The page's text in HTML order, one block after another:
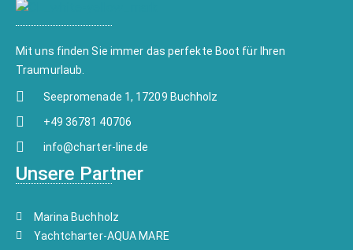
Mit uns finden Sie immer das perfekte Boot für Ihren
Traumurlaub.
Seepromenade 1, 17209 Buchholz
+49 36781 40706
info@charter-line.de
Unsere Partner
Marina Buchholz
Yachtcharter-AQUA MARE